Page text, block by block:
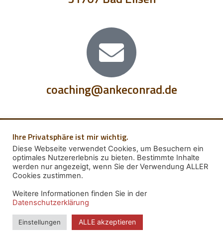
coaching@ankeconrad.de
Impressum
Datenschutz
Ihre Privatsphäre ist mir wichtig.
Diese Webseite verwendet Cookies, um Besuchern ein
optimales Nutzererlebnis zu bieten. Bestimmte Inhalte
werden nur angezeigt, wenn Sie der Verwendung ALLER
Cookies zustimmen.
Weitere Informationen finden Sie in der
Datenschutzerklärung
Einstellungen ALLE akzeptieren